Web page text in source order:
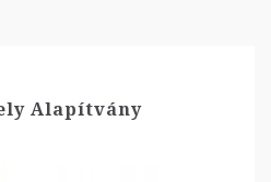
Alapítvány